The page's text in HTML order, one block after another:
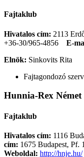
Fajtaklub
Hivatalos cím: 2113
+36-30/965-4856
E-
Elnök: Sinkovits Rita
Fajtagondozó
Hunnia-Rex
Fajtaklub
Hivatalos cím: 1116
cím: 1675 Budapest, Pf.
Weboldal: http://hnje.hu/